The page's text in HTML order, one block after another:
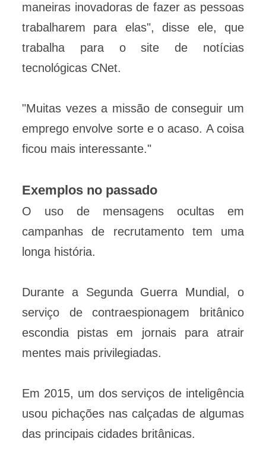
maneiras inovadoras de fazer as pessoas
trabalharem para elas", disse ele, que
trabalha para o site de notícias
tecnológicas CNet.
"Muitas vezes a missão de conseguir um
emprego envolve sorte e o acaso. A coisa
ficou mais interessante."
Exemplos no passado
O uso de mensagens ocultas em
campanhas de recrutamento tem uma
longa história.
Durante a Segunda Guerra Mundial, o
serviço de contraespionagem britânico
escondia pistas em jornais para atrair
mentes mais privilegiadas.
Em 2015, um dos serviços de inteligência
usou pichações nas calçadas de algumas
das principais cidades britânicas.